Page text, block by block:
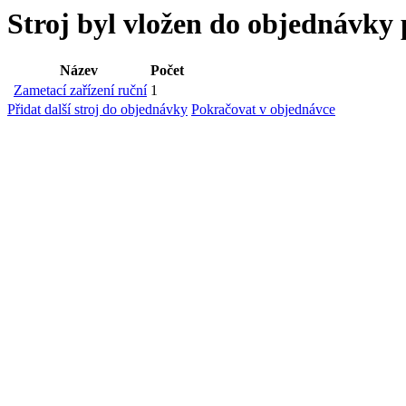
Stroj byl vložen do objednávky
Název
Počet
Zametací zařízení ruční 1
Přidat další stroj do objednávky Pokračovat v objednávce